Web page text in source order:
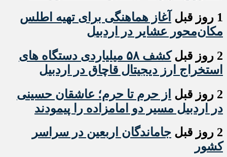
1 روز قبل
آغاز هماهنگی برای تهیه اطلس
مکان‌محور عشایر در اردبیل
2 روز قبل
کشف ۵۸ میلیاردی دستگاه های
استخراج ارز دیجیتال قاچاق در اردبیل
2 روز قبل
از حرم تا حرم؛ عاشقان حسینی
در اردبیل مسیر دو امامزاده را پیمودند
2 روز قبل
جاماندگان اربعین در سراسر
کشور